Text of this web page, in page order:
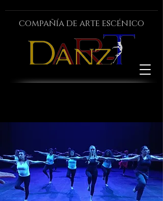
compañía de arte escénico